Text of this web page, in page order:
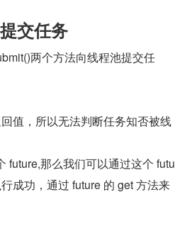
交任务
两个方法向线程池提交任
值，所以无法判断任务知否被线
future,那么我们可以通过这个 futu
成功，通过 future 的 get 方法来